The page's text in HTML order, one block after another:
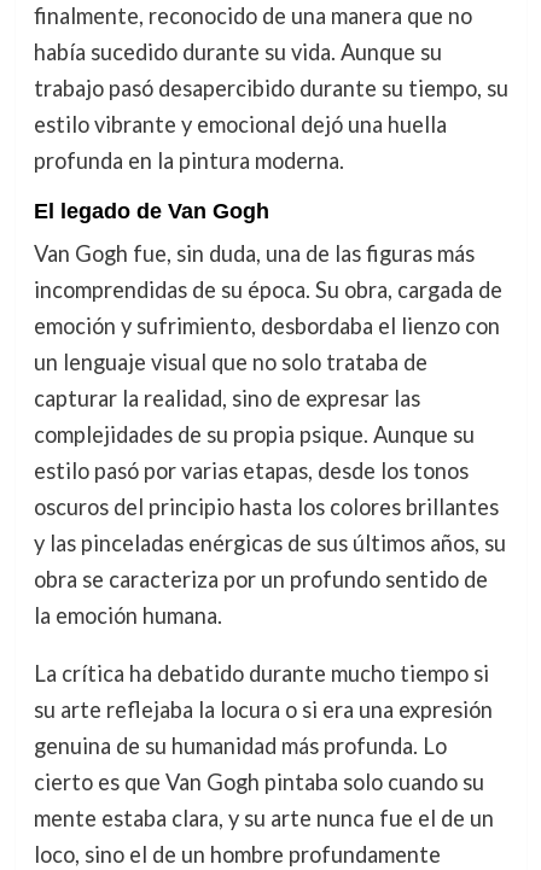
finalmente, reconocido de una manera que no
había sucedido durante su vida. Aunque su
trabajo pasó desapercibido durante su tiempo, su
estilo vibrante y emocional dejó una huella
profunda en la pintura moderna.
El legado de Van Gogh
Van Gogh fue, sin duda, una de las figuras más
incomprendidas de su época. Su obra, cargada de
emoción y sufrimiento, desbordaba el lienzo con
un lenguaje visual que no solo trataba de
capturar la realidad, sino de expresar las
complejidades de su propia psique. Aunque su
estilo pasó por varias etapas, desde los tonos
oscuros del principio hasta los colores brillantes
y las pinceladas enérgicas de sus últimos años, su
obra se caracteriza por un profundo sentido de
la emoción humana.
La crítica ha debatido durante mucho tiempo si
su arte reflejaba la locura o si era una expresión
genuina de su humanidad más profunda. Lo
cierto es que Van Gogh pintaba solo cuando su
mente estaba clara, y su arte nunca fue el de un
loco, sino el de un hombre profundamente